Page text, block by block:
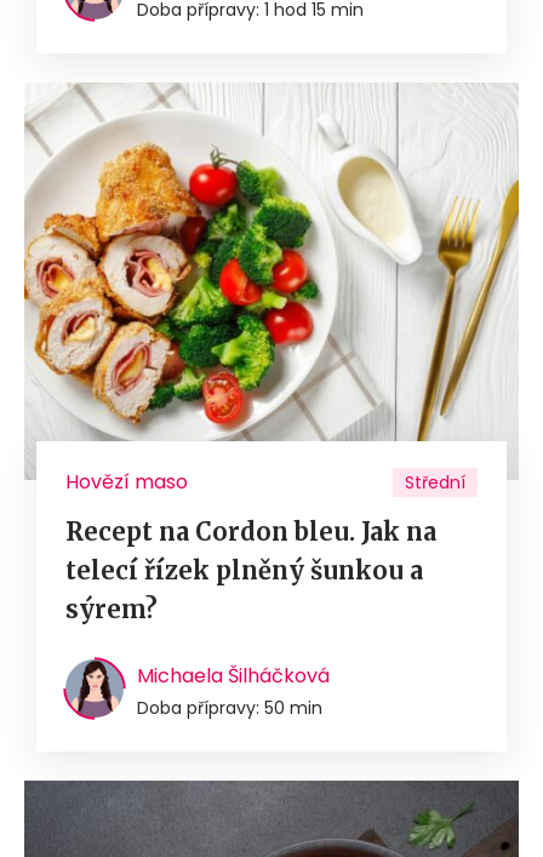
Doba přípravy: 1 hod 15 min
Hovězí maso Střední
Recept na Cordon bleu. Jak na
telecí řízek plněný šunkou a
sýrem?
Michaela Šilháčková
Doba přípravy: 50 min